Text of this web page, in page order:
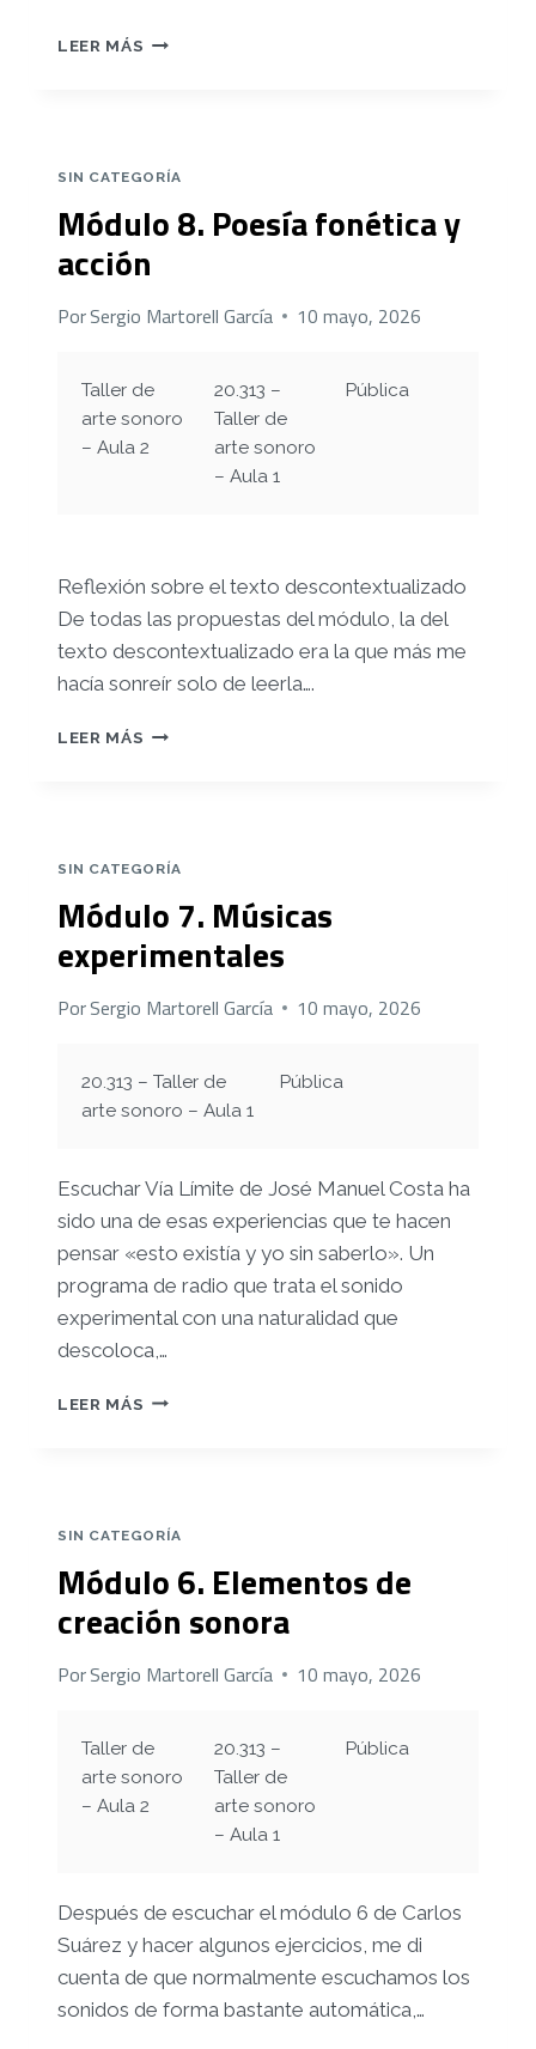
LEER MÁS PRE-
SIN CATEGORÍA
Módulo 8. Poesía fonética y
acción
PorSergio Martorell García 10 mayo, 2026
Taller de
arte sonoro
– Aula 2
20.313 –
Taller de
arte sonoro
– Aula 1
Pública
Reflexión sobre el texto descontextualizado
De todas las propuestas del módulo, la del
texto descontextualizado era la que más me
hacía sonreír solo de leerla….
LEER MÁS MÓDULO
ACCIÓN
SIN CATEGORÍA
Módulo 7. Músicas
experimentales
PorSergio Martorell García 10 mayo, 2026
20.313 – Taller de
arte sonoro – Aula 1
Pública
Escuchar Vía Límite de José Manuel Costa ha
sido una de esas experiencias que te hacen
pensar «esto existía y yo sin saberlo». Un
programa de radio que trata el sonido
experimental con una naturalidad que
descoloca,…
LEER MÁS MÓDULO
SIN CATEGORÍA
Módulo 6. Elementos de
creación sonora
PorSergio Martorell García 10 mayo, 2026
Taller de
arte sonoro
– Aula 2
20.313 –
Taller de
arte sonoro
– Aula 1
Pública
Después de escuchar el módulo 6 de Carlos
Suárez y hacer algunos ejercicios, me di
cuenta de que normalmente escuchamos los
sonidos de forma bastante automática,…